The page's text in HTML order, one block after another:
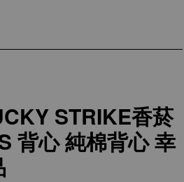
STRIKE香菸
背心 純棉背心 幸